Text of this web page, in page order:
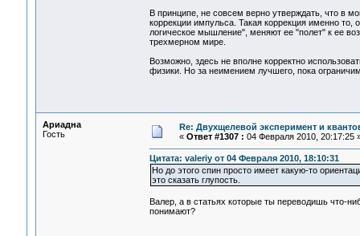
В принципе, не совсем верно утверждать, что в
коррекции импульса. Такая коррекция именно
логическое мышление", меняют ее "полет" к ее
трехмерном мире.
Возможно, здесь не вполне корректно
физики. Но за неимением лучшего, пока
Ариадна
Гость
Re: Двухщелевой эксперимент и
« Ответ #1307 : 04 Февраля 2010, 20:17:25
Цитата: valeriy от 04 Февраля 2010, 18:10:31
Но до этого спин просто имеет какую-то
это сказать глупость.
Валер, а в статьях которые ты переводишь что-
понимают?